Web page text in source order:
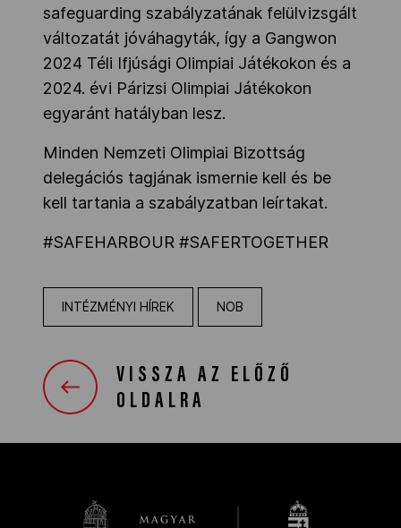
safeguarding szabályzatának felülvizsgált
változatát jóváhagyták, így a Gangwon
2024 Téli Ifjúsági Olimpiai Játékokon és a
2024. évi Párizsi Olimpiai Játékokon
egyaránt hatályban lesz.
Minden Nemzeti Olimpiai Bizottság
delegációs tagjának ismernie kell és be
kell tartania a szabályzatban leírtakat.
#SAFEHARBOUR #SAFERTOGETHER
INTÉZMÉNYI HÍREK NOB
VISSZA AZ ELŐZŐ
OLDALRA